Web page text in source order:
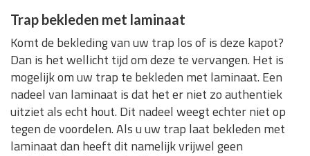
Trap bekleden met laminaat
Komt de bekleding van uw trap los of is deze kapot?
Dan is het wellicht tijd om deze te vervangen. Het is
mogelijk om uw trap te bekleden met laminaat. Een
nadeel van laminaat is dat het er niet zo authentiek
uitziet als echt hout. Dit nadeel weegt echter niet op
tegen de voordelen. Als u uw trap laat bekleden met
laminaat dan heeft dit namelijk vrijwel geen